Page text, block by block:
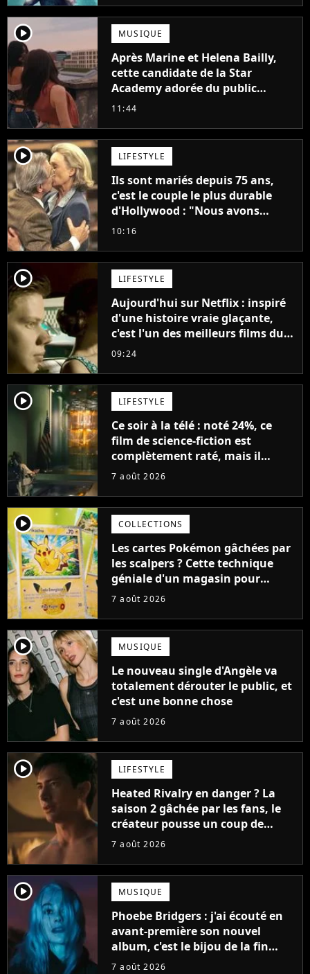
player2 MUSIQUE
Après Marine et Helena Bailly,
cette candidate de la Star
Academy adorée du public
annonce son premier album,
11:44
player2 LIFESTYLE
Ils sont mariés depuis 75 ans,
c'est le couple le plus durable
d'Hollywood : "Nous avons
avancé jour après jour, et les
décennies"
10:16
player2 LIFESTYLE
Aujourd'hui sur Netflix : inspiré
d'une histoire vraie glaçante,
c'est l'un des meilleurs films du
21ème siècle
09:24
player2 LIFESTYLE
Ce soir à la télé : noté 24%, ce
film de science-fiction est
complètement raté, mais il
aurait pu être encore pire à
7 août 2026
player2 COLLECTIONS
Les cartes Pokémon gâchées par
les scalpers ? Cette technique
géniale d'un magasin pour
ruiner les revendeurs
7 août 2026
player2 MUSIQUE
Le nouveau single d'Angèle va
totalement dérouter le public, et
c'est une bonne chose
7 août 2026
player2 LIFESTYLE
Heated Rivalry en danger ? La
saison 2 gâchée par les fans, le
créateur pousse un coup de
gueule
7 août 2026
player2 MUSIQUE
Phoebe Bridgers : j'ai écouté en
avant-première son nouvel
album, c'est le bijou de la fin
d'été
7 août 2026